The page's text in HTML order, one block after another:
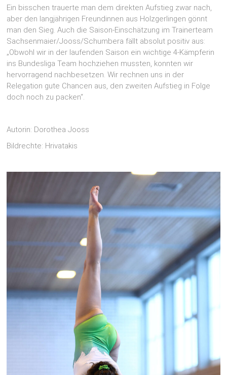
Ein bisschen trauerte man dem direkten Aufstieg zwar nach,
aber den langjährigen Freundinnen aus Holzgerlingen gönnt
man den Sieg. Auch die Saison-Einschätzung im Trainerteam
Sachsenmaier/Jooss/Schumbera fällt absolut positiv aus:
„Obwohl wir in der laufenden Saison ein wichtige 4-Kämpferin
ins Bundesliga Team hochziehen mussten, konnten wir
hervorragend nachbesetzen. Wir rechnen uns in der
Relegation gute Chancen aus, den zweiten Aufstieg in Folge
doch noch zu packen“.
Autorin: Dorothea Jooss
Bildrechte: Hrivatakis